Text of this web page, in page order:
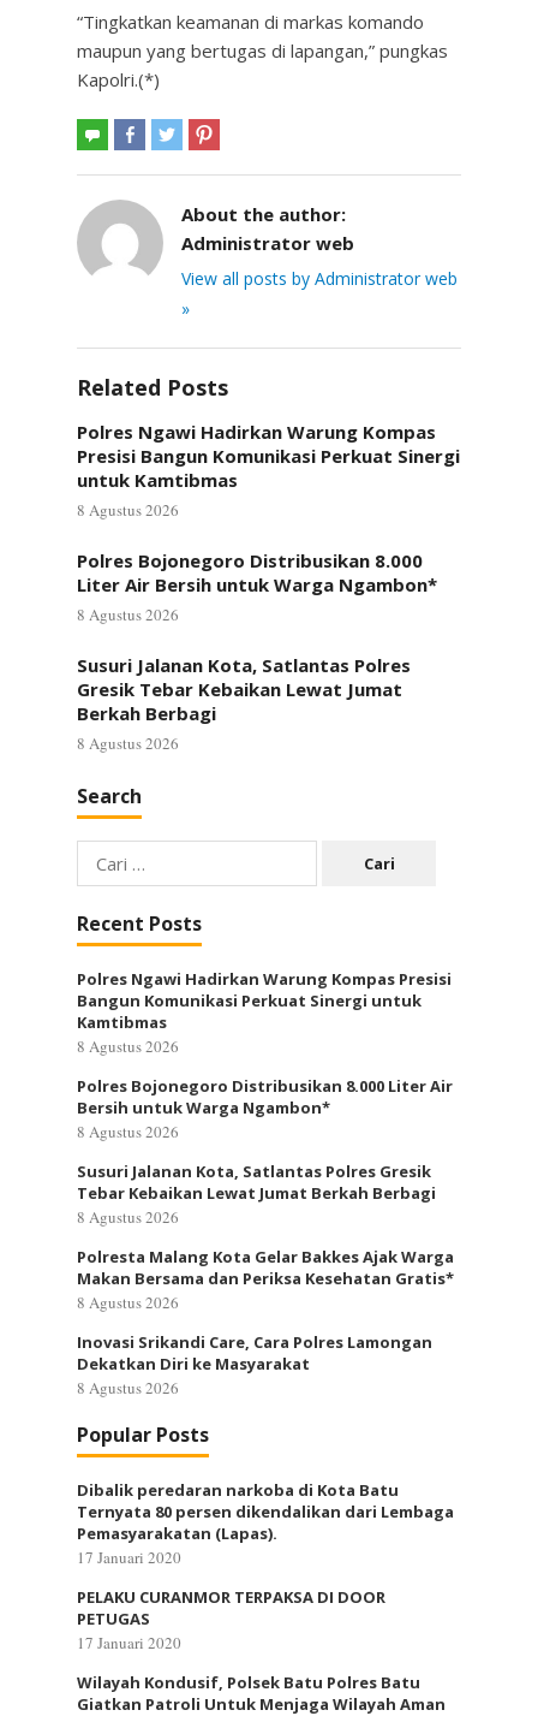
“Tingkatkan keamanan di markas komando
maupun yang bertugas di lapangan,” pungkas
Kapolri.(*)
About the author:
Administrator web
View all posts by Administrator web
»
Related Posts
Polres Ngawi Hadirkan Warung Kompas
Presisi Bangun Komunikasi Perkuat Sinergi
untuk Kamtibmas
8 Agustus 2026
Polres Bojonegoro Distribusikan 8.000
Liter Air Bersih untuk Warga Ngambon*
8 Agustus 2026
Susuri Jalanan Kota, Satlantas Polres
Gresik Tebar Kebaikan Lewat Jumat
Berkah Berbagi
8 Agustus 2026
Search
Cari
untuk:
Recent Posts
Polres Ngawi Hadirkan Warung Kompas Presisi
Bangun Komunikasi Perkuat Sinergi untuk
Kamtibmas
8 Agustus 2026
Polres Bojonegoro Distribusikan 8.000 Liter Air
Bersih untuk Warga Ngambon*
8 Agustus 2026
Susuri Jalanan Kota, Satlantas Polres Gresik
Tebar Kebaikan Lewat Jumat Berkah Berbagi
8 Agustus 2026
Polresta Malang Kota Gelar Bakkes Ajak Warga
Makan Bersama dan Periksa Kesehatan Gratis*
8 Agustus 2026
Inovasi Srikandi Care, Cara Polres Lamongan
Dekatkan Diri ke Masyarakat
8 Agustus 2026
Popular Posts
Dibalik peredaran narkoba di Kota Batu
Ternyata 80 persen dikendalikan dari Lembaga
Pemasyarakatan (Lapas).
17 Januari 2020
PELAKU CURANMOR TERPAKSA DI DOOR
PETUGAS
17 Januari 2020
Wilayah Kondusif, Polsek Batu Polres Batu
Giatkan Patroli Untuk Menjaga Wilayah Aman